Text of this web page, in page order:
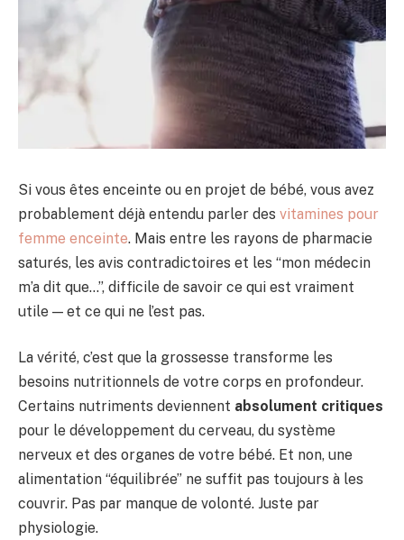
Si vous êtes enceinte ou en projet de bébé, vous avez
probablement déjà entendu parler des vitamines pour
femme enceinte. Mais entre les rayons de pharmacie
saturés, les avis contradictoires et les “mon médecin
m’a dit que…”, difficile de savoir ce qui est vraiment
utile — et ce qui ne l’est pas.
La vérité, c’est que la grossesse transforme les
besoins nutritionnels de votre corps en profondeur.
Certains nutriments deviennent absolument critiques
pour le développement du cerveau, du système
nerveux et des organes de votre bébé. Et non, une
alimentation “équilibrée” ne suffit pas toujours à les
couvrir. Pas par manque de volonté. Juste par
physiologie.